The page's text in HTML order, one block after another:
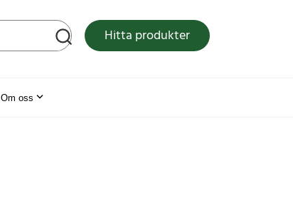
Hitta produkter
Om oss